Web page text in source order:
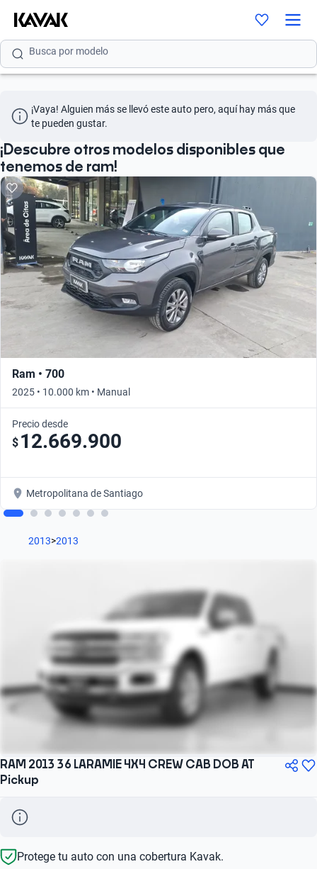
Busca por modelo
Busca por versión
Busca por marca
Busca por modelo
Busca por versión
Busca por año
¡Vaya! Alguien más se llevó este auto pero, aquí hay más que
te pueden gustar.
¡Descubre otros modelos disponibles que
tenemos de ram!
Ram • 700
2025 • 10.000 km • Manual
Precio desde
$ 12.669.900
Metropolitana de Santiago
2013>2013
RAM 2013 36 LARAMIE 4X4 CREW CAB DOB AT
Pickup
Protege tu auto con una cobertura Kavak.